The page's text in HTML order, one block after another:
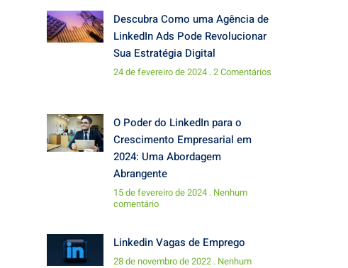
Descubra Como uma Agência de
LinkedIn Ads Pode Revolucionar
Sua Estratégia Digital
24 de fevereiro de 2024 2 Comentários
O Poder do LinkedIn para o
Crescimento Empresarial em
2024: Uma Abordagem
Abrangente
15 de fevereiro de 2024 Nenhum
comentário
Linkedin Vagas de Emprego
28 de novembro de 2022 Nenhum